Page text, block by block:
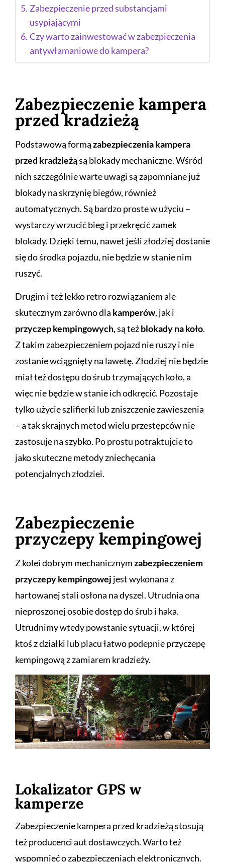
Zabezpieczenie przed substancjami
usypiającymi
Czy warto zainwestować w zabezpieczenia
antywłamaniowe do kampera?
Zabezpieczenie kampera
przed kradzieżą
Podstawową formązabezpieczenia kampera
przed kradzieżąsą blokady mechaniczne. Wśród
nich szczególnie warte uwagi są zapomniane już
blokady na skrzynię biegów, również
automatycznych. Są bardzo proste w użyciu –
wystarczy wrzucić bieg i przekręcić zamek
blokady. Dzięki temu, nawet jeśli złodziej dostanie
się do środka pojazdu, nie będzie w stanie nim
ruszyć.
Drugim i też lekko retro rozwiązaniem ale
skutecznym zarówno dla kamperów, jak i
przyczep kempingowych,są teżblokady na koło.
Z takim zabezpieczeniem pojazd nie ruszy i nie
zostanie wciągnięty na lawetę. Złodziej nie będzie
miał też dostępu do śrub trzymających koło, a
więc nie będzie w stanie ich odkręcić. Pozostaje
tylko użycie szlifierki lub zniszczenie zawieszenia
– a tak skrajnych metod wielu przestępców nie
zastosuje na szybko. Po prostu potraktujcie to
jako skuteczne metody zniechęcania
potencjalnych złodziei.
Zabezpieczenie
przyczepy kempingowej
Z kolei dobrym mechanicznymzabezpieczeniem
przyczepy kempingowej jest wykonana z
hartowanej stali osłona na dyszel. Utrudnia ona
nieproszonej osobie dostęp do śrub i haka.
Utrudnimy wtedy powstanie sytuacji, w której
ktoś z działki lub placu łatwo podepnie przyczepę
kempingową z zamiarem kradzieży.
Lokalizator GPS w
kamperze
Zabezpieczenie kampera przed kradzieżą stosują
też producenci aut dostawczych. Warto też
wspomnieć o zabezpieczeniach elektronicznych.